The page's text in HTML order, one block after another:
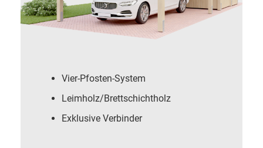
Vier-Pfosten-System
Leimholz/Brettschichtholz
Exklusive Verbinder